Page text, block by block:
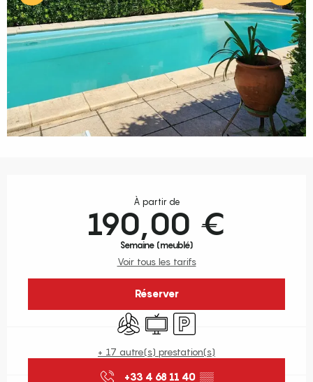
À partir de
190,00 €
Semaine (meublé)
Voir tous les tarifs
Réserver
Air conditionné
Télévision
Parking
+ 17 autre(s) prestation(s)
+33 4 68 11 40 ▒▒